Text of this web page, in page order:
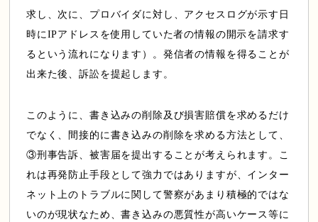
求し、次に、プロバイダに対し、アクセスログが示す日
時にIPアドレスを使用していた者の情報の開示を請求す
るという流れになります）。発信者の情報を得ることが
出来た後、訴訟を提起します。
このように、書き込みの削除及び損害賠償を求めるだけ
でなく、間接的に書き込みの削除を求める方法として、
③刑事告訴、被害届を提出することが考えられます。こ
れは再発防止手段として強力ではありますが、インター
ネット上のトラブルに関して警察があまり積極的ではな
いのが現状なため、書き込みの悪質性が高いケース等に